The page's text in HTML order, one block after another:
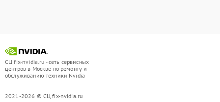
СЦ fix-nvidia.ru - сеть сервисных
центров в Москве по ремонту и
обслуживанию техники Nvidia
2021-2026 © СЦ fix-nvidia.ru